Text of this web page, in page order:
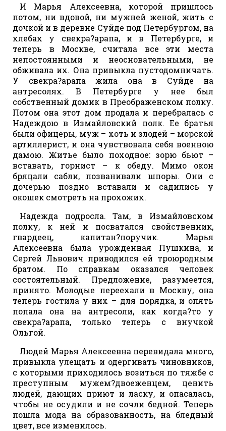
И Марья Алексеевна, которой пришлось
потом, ни вдовой, ни мужней женой, жить с
дочкой и в деревне Суйде под Петербургом, на
хлебах у свекра?арапа, и в Петербурге, и
теперь в Москве, считала все эти места
непостоянными и неосновательными, не
обживала их. Она привыкла пустодомничать.
У свекра?арапа жила она в Суйде на
антресолях. В Петербурге у нее был
собственный домик в Преображенском полку.
Потом она этот дом продала и перебралась с
Надеждою в Измайловский полк. Ее братья
были офицеры, муж – хоть и злодей – морской
артиллерист, и она чувствовала себя военною
дамою. Житье было походное: зорю бьют –
вставать, горнист – к обеду. Мимо окон
бряцали сабли, позванивали шпоры. Они с
дочерью поздно вставали и садились у
окошек смотреть на прохожих.
Надежда подросла. Там, в Измайловском
полку, к ней и посватался свойственник,
гвардеец, капитан?поручик. Марья
Алексеевна была урожденная Пушкина, и
Сергей Львович приводился ей троюродным
братом. По справкам оказался человек
состоятельный. Предложение, разумеется,
принято. Молодые переехали в Москву, она
теперь гостила у них – для порядка, и опять
попала она на антресоли, как когда?то у
свекра?арапа, только теперь с внучкой
Ольгой.
Людей Марья Алексеевна перевидала много,
привыкла улещать и одергивать чиновников,
с которыми приходилось возиться по тяжбе с
преступным мужем?двоеженцем, ценить
людей, дающих приют и ласку, и опасалась,
чтобы не осудили и не сочли бедной. Теперь
пошла мода на образованность, на бледный
цвет, все изменилось.